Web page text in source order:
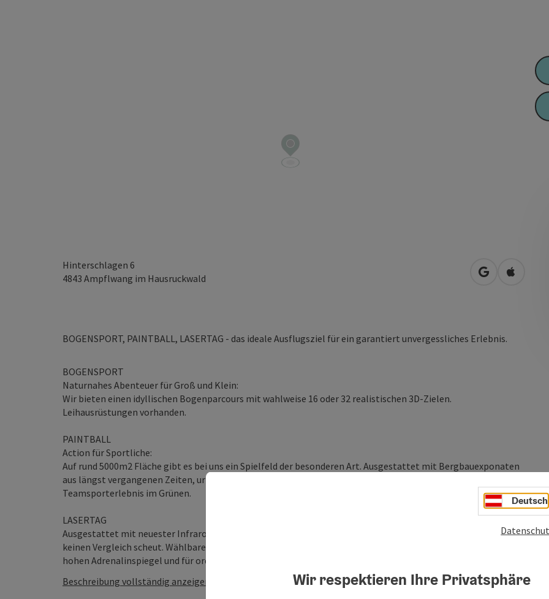
Hinterschlagen 6
4843 Ampflwang im Hausruckwald in Googlein Apple
BOGENSPORT, PAINTBALL, LASERTAG - das ideale Ausflugsziel für ein garantiert unvergessliches Erlebnis.
BOGENSPORT
Naturnahes Abenteuer für Groß und Klein:
Wir bieten einen idyllischen Bogenparcours mit wahlweise 16 oder 32 realistischen 3D-Zielen.
Leihausrüstungen vorhanden.
PAINTBALL
Action für Sportliche:
Auf rund 5000m2 Fläche gibt es bei uns ein Spielfeld der besonderen Art. Ausgestattet mit Bergbauexponaten
aus längst vergangenen Zeiten, urigen Holzbauten, Gräben und Türmen, bieten wir Gruppen ein einzigartiges
Teamsporterlebnis im Grünen.
LASERTAG
Ausgestattet mit neuester Infrarot-Technik geht es auf ein Spielfeld, das mit modernen Computerspielen
keinen Vergleich scheut. Wählbare Licht- und Tonszenarien sorgen für die richtige Stimmung im Spiel, einen
hohen Adrenalinspiegel und für ordentlich durchgeschwitzte ...
Beschreibung vollständig anzeigen
Deutsch
Wir respektieren Ihre Privatsphäre